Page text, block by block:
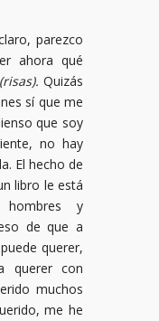
parezco
ahora qué
(risas). Quizás
sí que me
que soy
no hay
El hecho de
libro le está
hombres y
de que a
querer,
querer con
muchos
me he